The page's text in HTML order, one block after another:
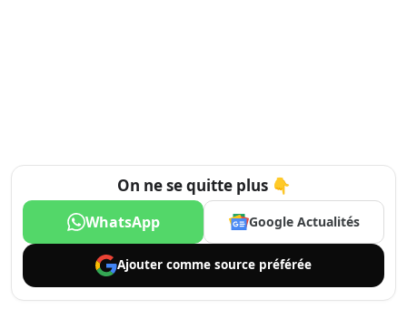
On ne se quitte plus 👇
WhatsApp Google Actualités
Ajouter comme source préférée